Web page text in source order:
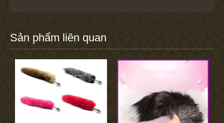
Sản phẩm liên quan